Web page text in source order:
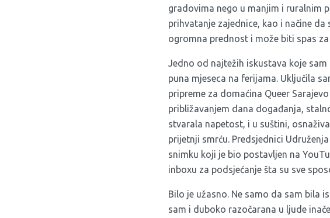
gradovima nego u manjim i ruralnim
prihvatanje zajednice, kao i načine
ogromna prednost i može biti spas
Jedno od najtežih iskustava koje
puna mjeseca na ferijama. Uključila
pripreme za domaćina Queer
približavanjem dana događanja,
stvarala napetost, i u suštini,
prijetnji smrću. Predsjednici
snimku koji je bio postavljen na
inboxu za podsjećanje šta su sve
Bilo je užasno. Ne samo da sam bila
sam i duboko razočarana u ljude